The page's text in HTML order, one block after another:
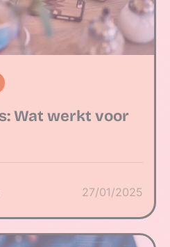
Wat werkt voor
27/01/2025